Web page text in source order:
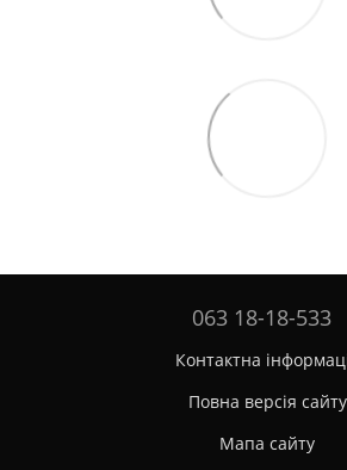
063 18-18-533
Контактна
Повна версія сайту
Мапа сайту